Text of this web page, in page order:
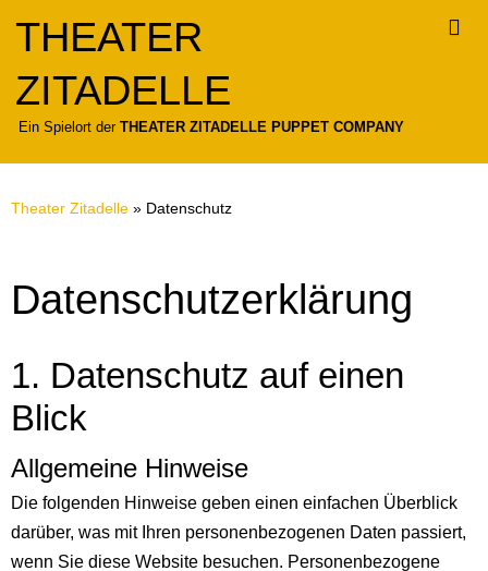
springen
THEATER
ZITADELLE
Ein Spielort derTHEATER ZITADELLE PUPPET COMPANY
Theater Zitadelle » Datenschutz
Datenschutz­erklärung
1. Datenschutz auf einen
Blick
Allgemeine Hinweise
Die folgenden Hinweise geben einen einfachen Überblick
darüber, was mit Ihren personenbezogenen Daten passiert,
wenn Sie diese Website besuchen. Personenbezogene